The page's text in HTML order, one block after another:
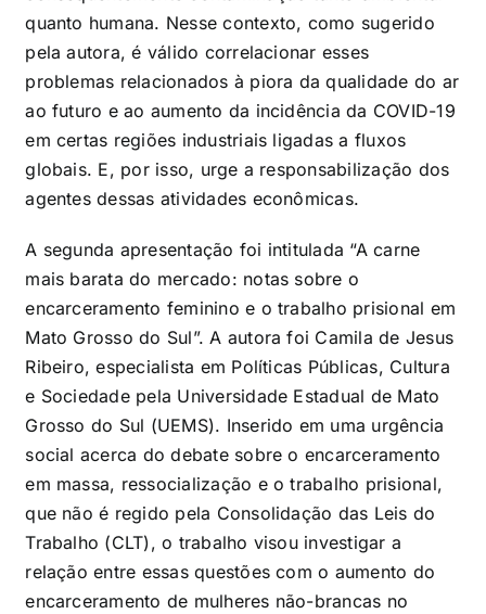
quanto humana. Nesse contexto, como sugerido
pela autora, é válido correlacionar esses
problemas relacionados à piora da qualidade do ar
ao futuro e ao aumento da incidência da COVID-19
em certas regiões industriais ligadas a fluxos
globais. E, por isso, urge a responsabilização dos
agentes dessas atividades econômicas.
A segunda apresentação foi intitulada “A carne
mais barata do mercado: notas sobre o
encarceramento feminino e o trabalho prisional em
Mato Grosso do Sul”. A autora foi Camila de Jesus
Ribeiro, especialista em Políticas Públicas, Cultura
e Sociedade pela Universidade Estadual de Mato
Grosso do Sul (UEMS). Inserido em uma urgência
social acerca do debate sobre o encarceramento
em massa, ressocialização e o trabalho prisional,
que não é regido pela Consolidação das Leis do
Trabalho (CLT), o trabalho visou investigar a
relação entre essas questões com o aumento do
encarceramento de mulheres não-brancas no